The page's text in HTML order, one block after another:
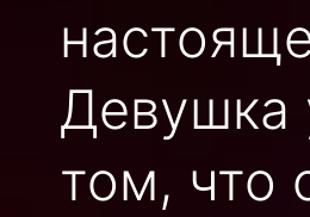
Девушка
том, что